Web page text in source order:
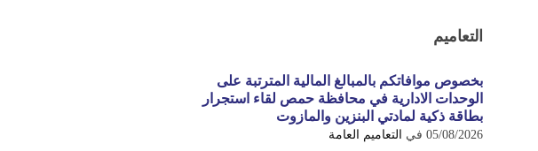
التعاميم
بخصوص موافاتكم بالمبالغ المالية المترتبة على
الوحدات الادارية في محافظة حمص لقاء استجرار
بطاقة ذكية لمادتي البنزين والمازوت
05/08/2026 في التعاميم العامة